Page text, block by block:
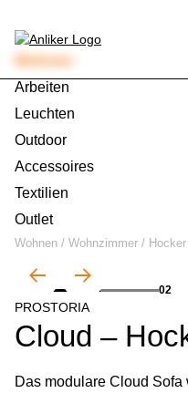
Wohnen
Arbeiten
Leuchten
Outdoor
Accessoires
Textilien
Outlet
Wohnen / Wohnzimmer /
02
PROSTORIA
Cloud –
Das modulare Cloud Sofa